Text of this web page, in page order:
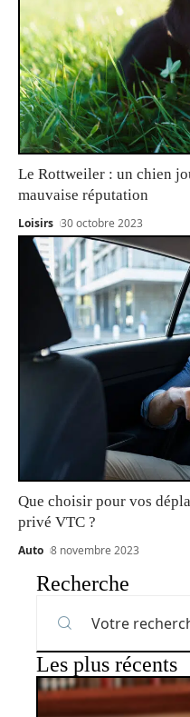
Le Rottweiler : un chien
mauvaise réputation
Loisirs 30 octobre 2023
Que choisir pour vos
privé VTC ?
Auto 8 novembre 2023
Recherche
Les plus récents